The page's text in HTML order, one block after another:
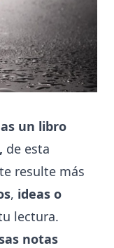
un libro
de esta
resulte más
, ideas o
lectura.
notas